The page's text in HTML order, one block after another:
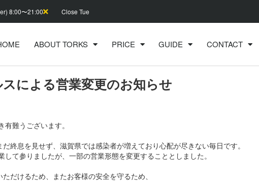
8:00〜21:00 Close Tue
ABOUT TORKS PRICE GUIDE CONTACT
による営業変更のお知らせ
難うございます。
終息を見せず、滋賀県では感染者が増えており心配が尽きない毎日です。
して参りましたが、一部の営業形態を変更することとしました。
だけるため、またお客様の安全を守るため、